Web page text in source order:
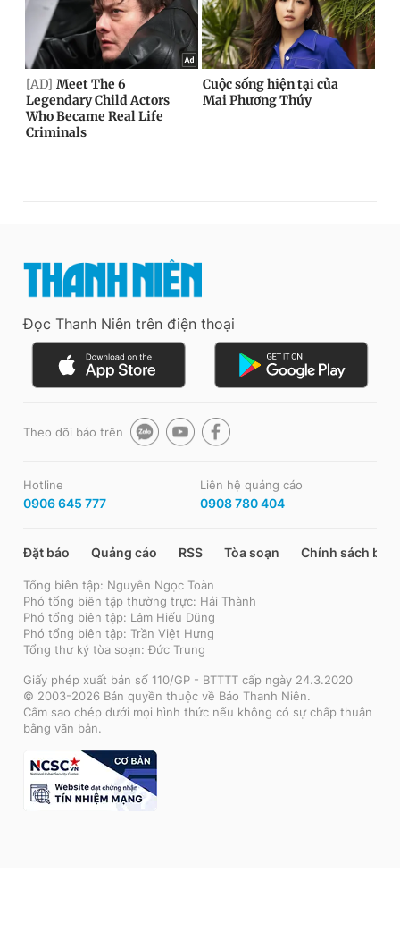
Đọc Thanh Niên trên điện thoại
Theo dõi báo trên
Hotline
0906 645 777
Liên hệ quảng cáo
0908 780 404
Đặt báo Quảng cáo RSS Tòa soạn Chính sách bảo
Tổng biên tập: Nguyễn Ngọc Toàn
Phó tổng biên tập thường trực: Hải Thành
Phó tổng biên tập: Lâm Hiếu Dũng
Phó tổng biên tập: Trần Việt Hưng
Tổng thư ký tòa soạn: Đức Trung
Giấy phép xuất bản số 110/GP - BTTTT cấp ngày 24.3.2020
© 2003-2026 Bản quyền thuộc về Báo Thanh Niên.
Cấm sao chép dưới mọi hình thức nếu không có sự chấp thuận
bằng văn bản.